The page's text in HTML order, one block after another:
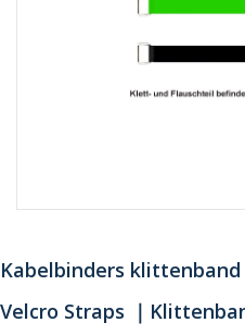
Kabelbinders
Velcro Straps ｜